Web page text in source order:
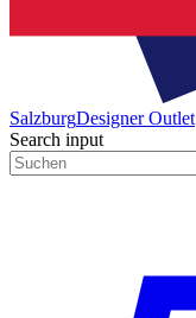
SalzburgDesigner Outlet
Search input